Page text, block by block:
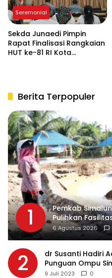
Seremonial
Sekda Junaedi Pimpin
Rapat Finalisasi Rangkaian
HUT ke-81 RI Kota
Berita Terpopuler
1
Pemkab
Pulihkan
Pasca Banjir
6 Agustus 2026
2
dr Susanti Hadiri
Punguan Ompu
Dohot Boruna
9 Juli 2023 0